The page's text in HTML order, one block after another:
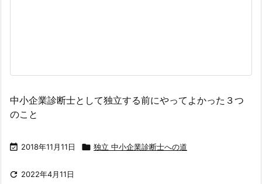
中小企業診断士として独立する前にやってよかった３つ
のこと
 2018年11月11日  独立 中小企業診断士への道
 2022年4月11日